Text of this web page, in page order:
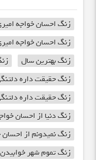
زنگ احسان خواجه
زنگ احسان خواجه
زنگ بهترین سال
زنگ حقیقت داره
زنگ حقیقت داره
زنگ دنیا از احسان
زنگ نمیدونم از احسان
زنگ تموم شهر